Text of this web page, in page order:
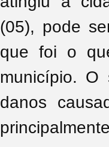
(05), pode
que foi o
município. O
danos